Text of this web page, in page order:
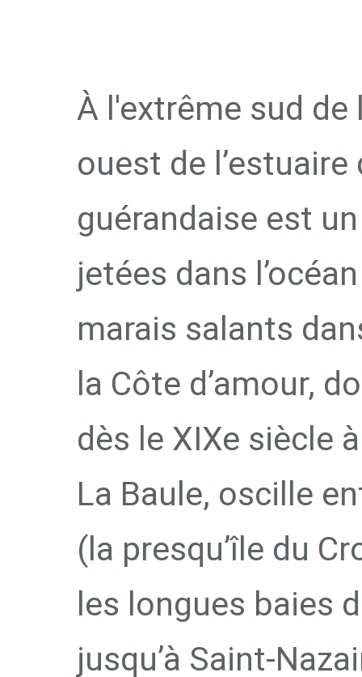
À l'extrême sud
ouest de
guérandaise est
jetées dans
marais salants
la Côte d’amour,
dès le XIXe siècle
La Baule, oscille
(la presqu’île du
les longues baies
jusqu’à Saint-